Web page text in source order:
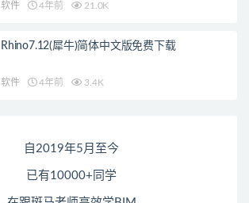
软件 4年前 21.0K
Rhino7.12(犀牛)简体中文版免费下载
软件 4年前 3.4K
自2019年5月至今
已有10000+同学